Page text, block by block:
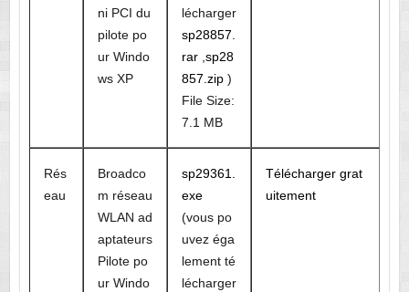
ni PCI du
pilote po
ur Windo
ws XP
lécharger
sp28857.
rar, sp28
857.zip)
File Size:
7.1 MB
Rés
eau
Broadco
m réseau
WLAN ad
aptateurs
Pilote po
ur Windo
sp29361.
exe
(vous po
uvez éga
lement té
lécharger
Télécharger grat
uitement